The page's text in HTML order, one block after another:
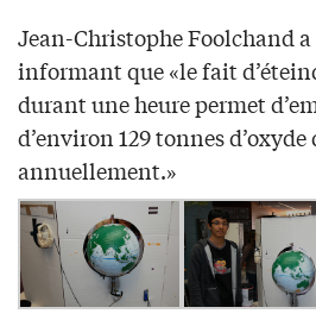
Jean-Christophe Foolchand
informant que «le fait
durant une heure permet
d’environ 129 tonnes
annuellement.»